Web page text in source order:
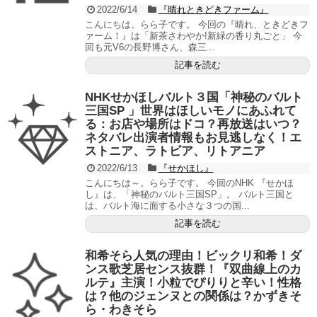
2022/6/14
『晴れときどきファーム』
こんにちは。らら子です。 今回の『晴れ、ときどきフ
ァーム！』は「新茶さわやか!新緑の香り丸ごと」 今
回も元V6の長野博さん、森三...
記事を読む
NHKせかほしバルト３国「神秘のバルト
三国SP 」世界はほしいモノにあふれて
る：お店や場所はドコ？再放送はいつ？
ネタバレ出演者情報もお見逃しなく！エ
ストニア、ラトビア、リトアニア
2022/6/13
『せかほし』
こんにちは～。らら子です。 今回のNHK 『せかほ
し』は、「神秘のバルト三国SP」。 バルト三国と
は、バルト海に面する小さな３つの国...
記事を読む
和希そら人気の理由！ビックリ和希！ダ
ンス歌芝居センス抜群！『双曲線上のカ
ルテ』主演！小粒でぴりりと辛い！性格
は？他のジェンヌとの関係は？かずきそ
ら・わきそら